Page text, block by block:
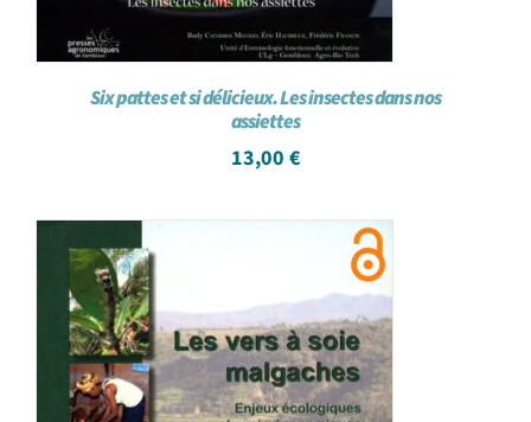
Six pattes et si délicieux. Les insectes dans nos
assiettes
13,00 €